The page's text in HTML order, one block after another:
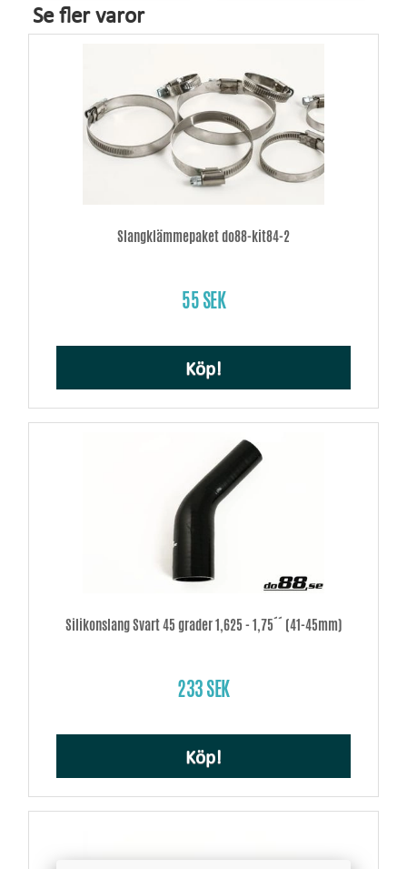
Se fler varor
Slangklämmepaket do88-kit84-2
55 SEK
Köp!
Silikonslang Svart 45 grader 1,625 - 1,75´´ (41-45mm)
233 SEK
Köp!